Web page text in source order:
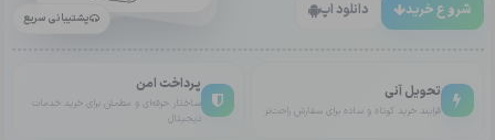
شروع خرید دانلود اپ پشتیبانی سریع
تحویل آنی
فرایند خرید کوتاه و ساده برای سفارش راحت‌تر
پرداخت امن
ساختار حرفه‌ای و مطمئن برای خرید خدمات
دیجیتال